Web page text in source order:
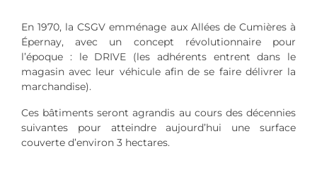
En 1970, la CSGV emménage aux Allées de Cumières à
Épernay, avec un concept révolutionnaire pour
l’époque : le DRIVE (les adhérents entrent dans le
magasin avec leur véhicule afin de se faire délivrer la
marchandise).
Ces bâtiments seront agrandis au cours des décennies
suivantes pour atteindre aujourd’hui une surface
couverte d’environ 3 hectares.